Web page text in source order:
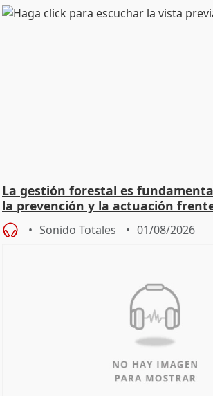
La gestión forestal es
la prevención y la actuación
Sonido Totales 01/08/2026